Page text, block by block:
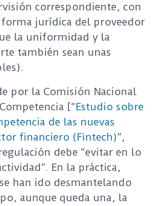
correspondiente, con
jurídica del proveedor
la uniformidad y la
también sean unas
por la Comisión Nacional
[“Estudio sobre
de las nuevas
financiero (Fintech)”,
debe “evitar en lo
En la práctica,
han ido desmantelando
aunque queda una, la